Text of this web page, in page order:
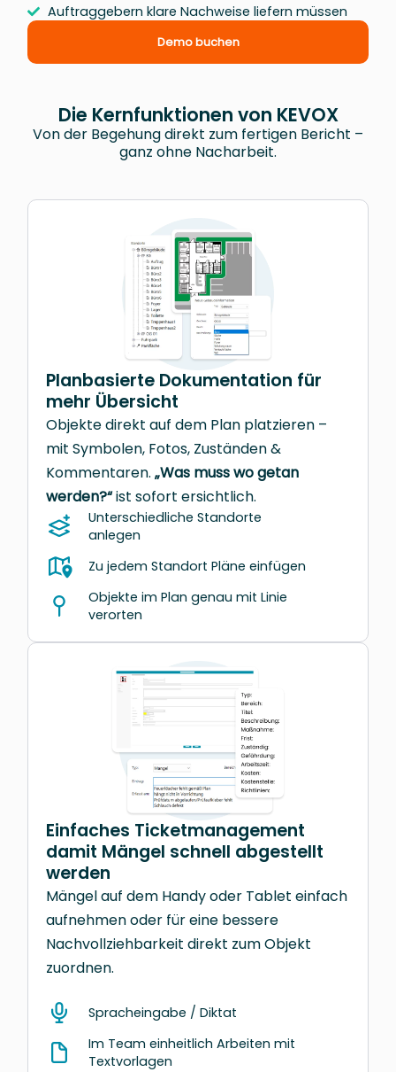
Auftraggebern klare Nachweise liefern müssen
Demo buchen
Die Kernfunktionen von KEVOX
Von der Begehung direkt zum fertigen Bericht –
ganz ohne Nacharbeit.
Planbasierte Dokumentation für
mehr Übersicht
Objekte direkt auf dem Plan platzieren –
mit Symbolen, Fotos, Zuständen &
Kommentaren.„Was muss wo getan
werden?“ist sofort ersichtlich.
Unterschiedliche Standorte
anlegen
Zu jedem Standort Pläne einfügen
Objekte im Plan genau mit Linie
verorten
Einfaches Ticketmanagement
damit Mängel schnell abgestellt
werden
Mängel auf dem Handy oder Tablet einfach
aufnehmen oder für eine bessere
Nachvollziehbarkeit direkt zum Objekt
zuordnen.
Spracheingabe / Diktat
Im Team einheitlich Arbeiten mit
Textvorlagen